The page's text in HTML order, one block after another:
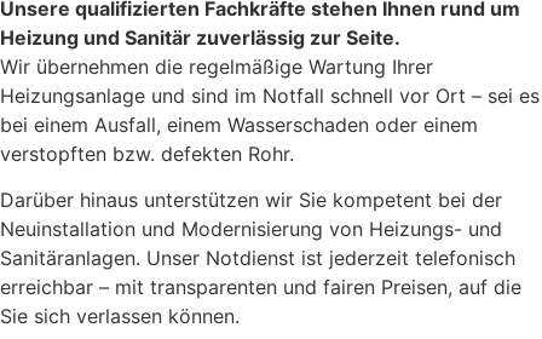
Unsere qualifizierten Fachkräfte stehen Ihnen rund um
Heizung und Sanitär zuverlässig zur Seite.
Wir übernehmen die regelmäßige Wartung Ihrer
Heizungsanlage und sind im Notfall schnell vor Ort – sei es
bei einem Ausfall, einem Wasserschaden oder einem
verstopften bzw. defekten Rohr.
Darüber hinaus unterstützen wir Sie kompetent bei der
Neuinstallation und Modernisierung von Heizungs- und
Sanitäranlagen. Unser Notdienst ist jederzeit telefonisch
erreichbar – mit transparenten und fairen Preisen, auf die
Sie sich verlassen können.